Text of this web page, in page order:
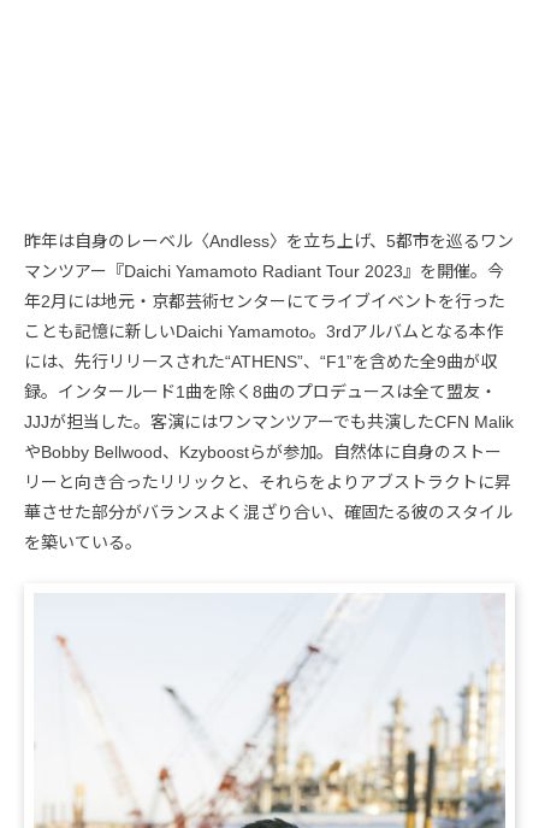
昨年は自身のレーベル〈Andless〉を立ち上げ、5都市を巡るワン
マンツアー『Daichi Yamamoto Radiant Tour 2023』を開催。今
年2月には地元・京都芸術センターにてライブイベントを行った
ことも記憶に新しいDaichi Yamamoto。3rdアルバムとなる本作
には、先行リリースされた“ATHENS”、“F1”を含めた全9曲が収
録。インタールード1曲を除く8曲のプロデュースは全て盟友・
JJJが担当した。客演にはワンマンツアーでも共演したCFN Malik
やBobby Bellwood、Kzyboostらが参加。自然体に自身のストー
リーと向き合ったリリックと、それらをよりアブストラクトに昇
華させた部分がバランスよく混ざり合い、確固たる彼のスタイル
を築いている。